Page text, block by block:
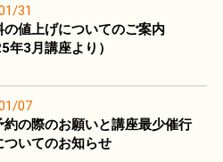
31
の値上げについてのご案内
年3月講座より）
07
約の際のお願いと講座最少催行
ついてのお知らせ